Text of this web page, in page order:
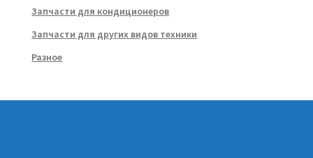
Запчасти для кондиционеров
Запчасти для других видов техники
Разное